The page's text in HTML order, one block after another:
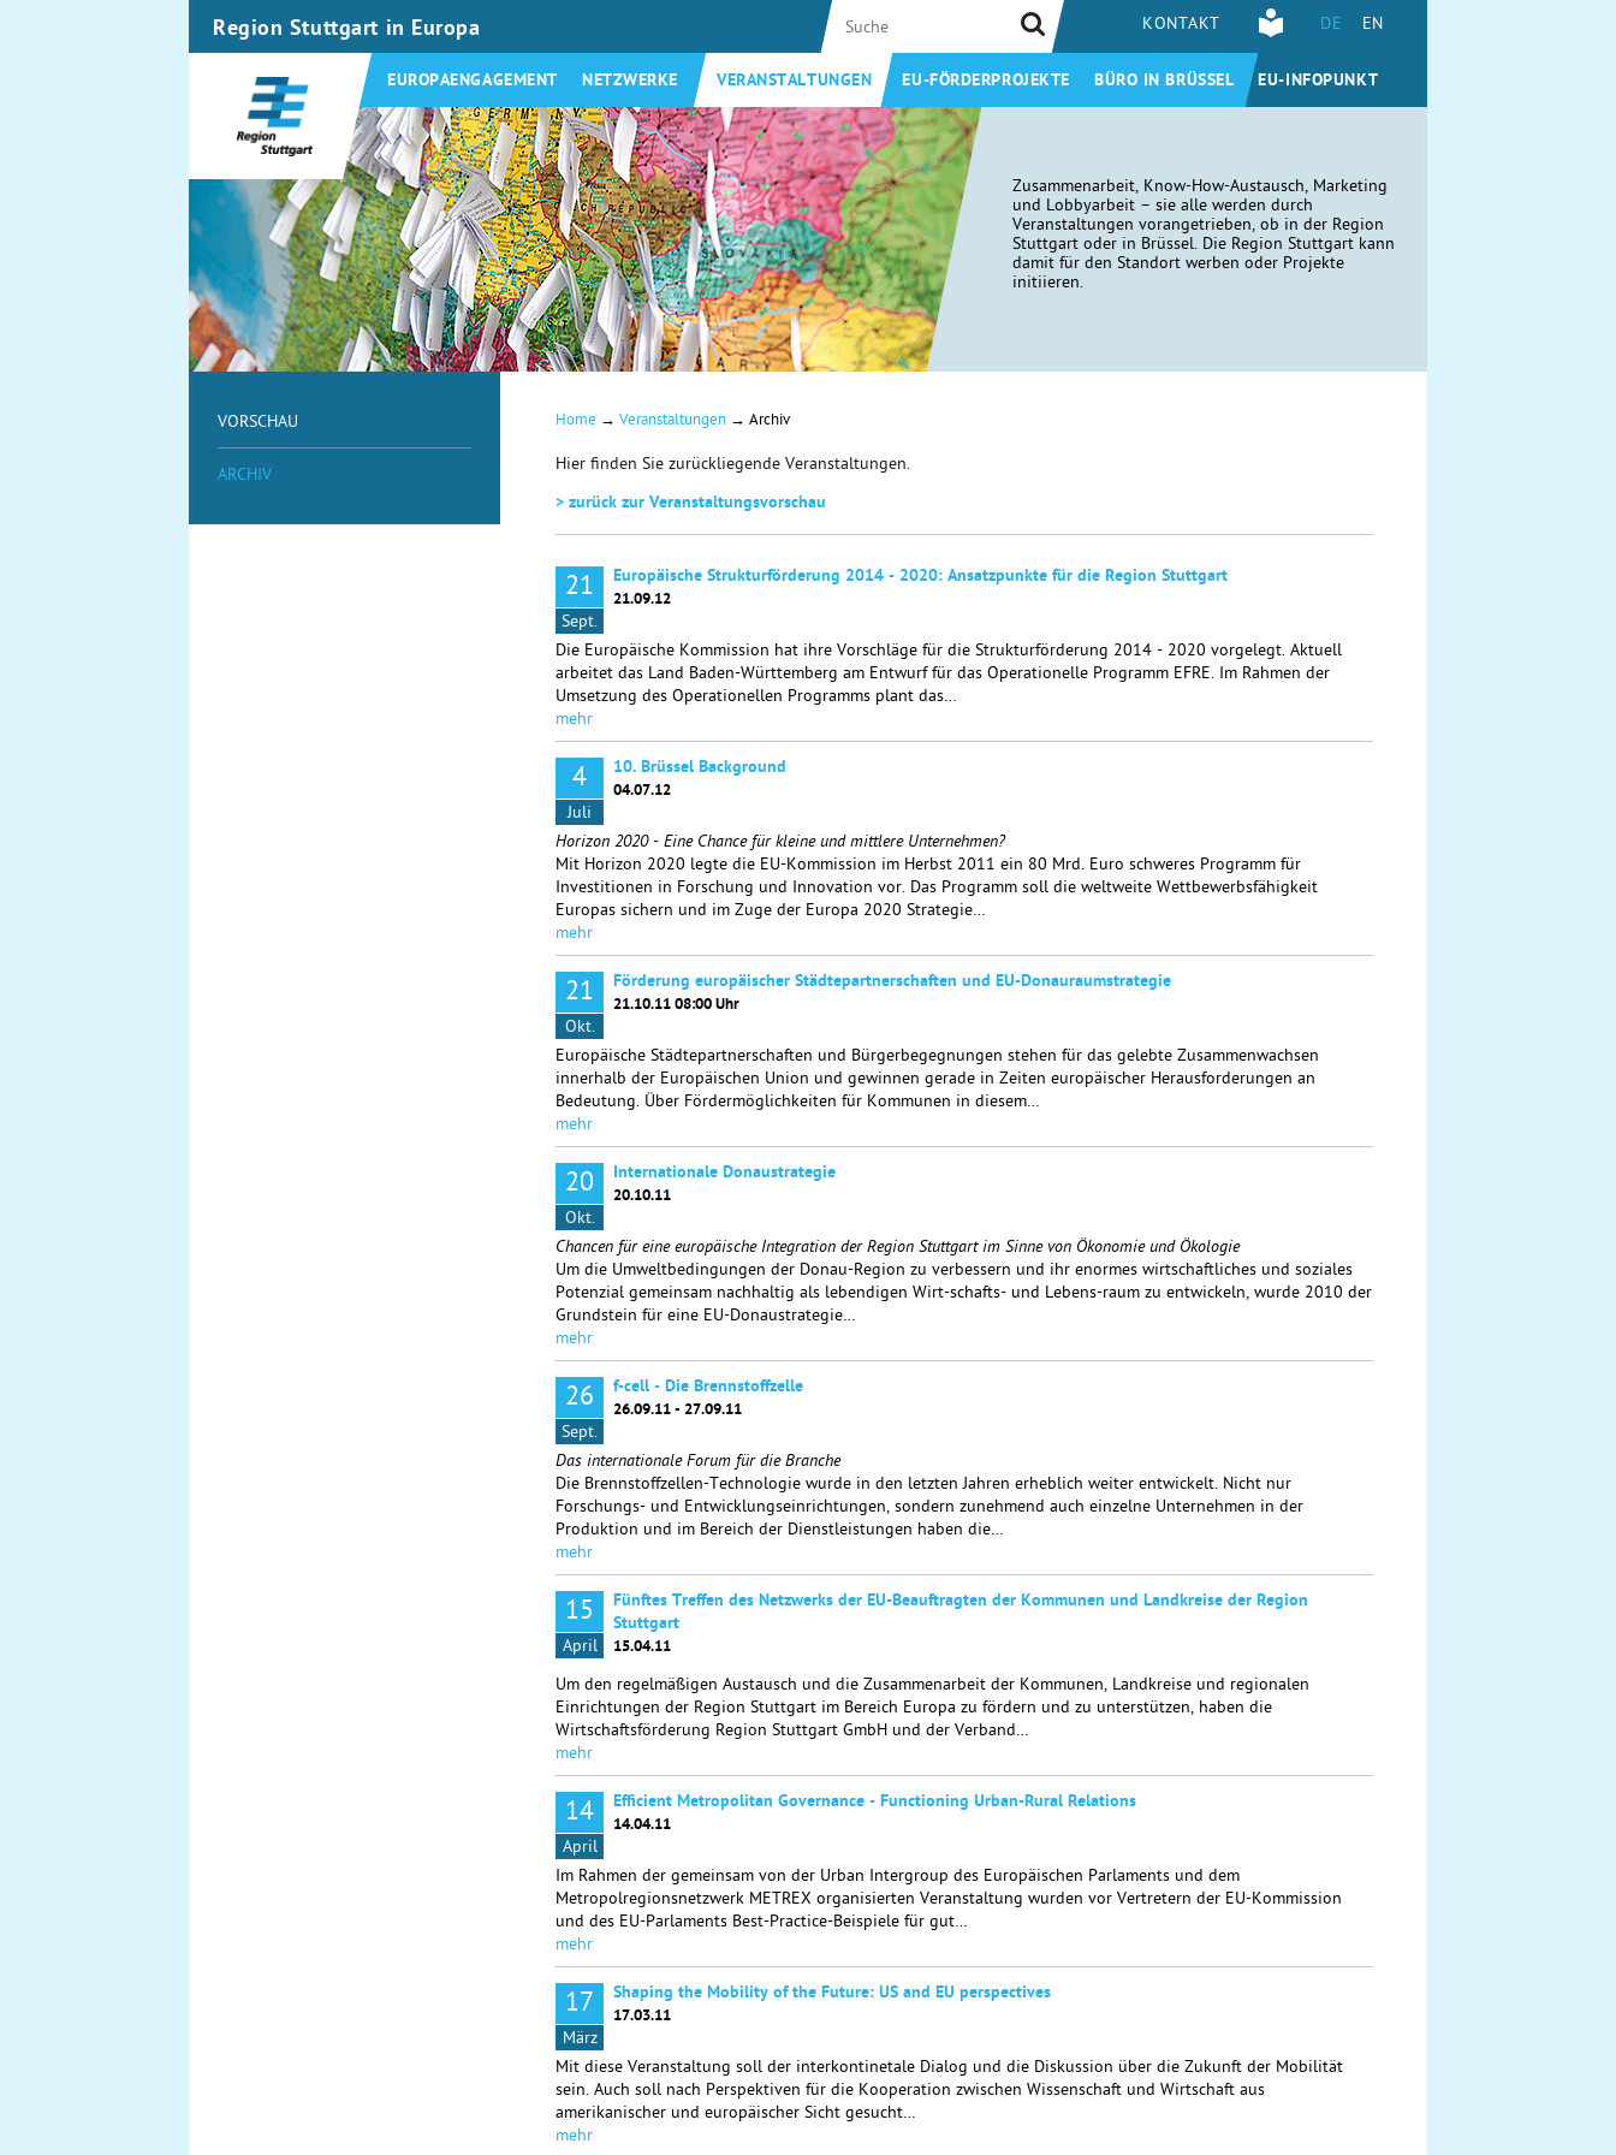
Region Stuttgart in Europa KONTAKT DE EN
EUROPAENGAGEMENT NETZWERKE VERANSTALTUNGEN EU-FÖRDERPROJEKTE BÜRO IN BRÜSSEL EU-INFOPUNKT
Zusammenarbeit, Know-How-Austausch, Marketing
und Lobbyarbeit – sie alle werden durch
Veranstaltungen vorangetrieben, ob in der Region
Stuttgart oder in Brüssel. Die Region Stuttgart kann
damit für den Standort werben oder Projekte
initiieren.
VORSCHAU
ARCHIV
Home → Veranstaltungen → Archiv
Hier finden Sie zurückliegende Veranstaltungen.
> zurück zur Veranstaltungsvorschau
21
Sept.
Europäische Strukturförderung 2014 - 2020: Ansatzpunkte für die Region Stuttgart
21.09.12
Die Europäische Kommission hat ihre Vorschläge für die Strukturförderung 2014 - 2020 vorgelegt. Aktuell
arbeitet das Land Baden-Württemberg am Entwurf für das Operationelle Programm EFRE. Im Rahmen der
Umsetzung des Operationellen Programms plant das…
mehr
4
Juli
10. Brüssel Background
04.07.12
Horizon 2020 - Eine Chance für kleine und mittlere Unternehmen?
Mit Horizon 2020 legte die EU-Kommission im Herbst 2011 ein 80 Mrd. Euro schweres Programm für
Investitionen in Forschung und Innovation vor. Das Programm soll die weltweite Wettbewerbsfähigkeit
Europas sichern und im Zuge der Europa 2020 Strategie…
mehr
21
Okt.
Förderung europäischer Städtepartnerschaften und EU-Donauraumstrategie
21.10.11 08:00 Uhr
Europäische Städtepartnerschaften und Bürgerbegegnungen stehen für das gelebte Zusammenwachsen
innerhalb der Europäischen Union und gewinnen gerade in Zeiten europäischer Herausforderungen an
Bedeutung. Über Fördermöglichkeiten für Kommunen in diesem…
mehr
20
Okt.
Internationale Donaustrategie
20.10.11
Chancen für eine europäische Integration der Region Stuttgart im Sinne von Ökonomie und Ökologie
Um die Umweltbedingungen der Donau-Region zu verbessern und ihr enormes wirtschaftliches und soziales
Potenzial gemeinsam nachhaltig als lebendigen Wirt-schafts- und Lebens-raum zu entwickeln, wurde 2010 der
Grundstein für eine EU-Donaustrategie…
mehr
26
Sept.
f-cell - Die Brennstoffzelle
26.09.11 - 27.09.11
Das internationale Forum für die Branche
Die Brennstoffzellen-Technologie wurde in den letzten Jahren erheblich weiter entwickelt. Nicht nur
Forschungs- und Entwicklungseinrichtungen, sondern zunehmend auch einzelne Unternehmen in der
Produktion und im Bereich der Dienstleistungen haben die…
mehr
15
April
Fünftes Treffen des Netzwerks der EU-Beauftragten der Kommunen und Landkreise der Region
Stuttgart
15.04.11
Um den regelmäßigen Austausch und die Zusammenarbeit der Kommunen, Landkreise und regionalen
Einrichtungen der Region Stuttgart im Bereich Europa zu fördern und zu unterstützen, haben die
Wirtschaftsförderung Region Stuttgart GmbH und der Verband…
mehr
14
April
Efficient Metropolitan Governance - Functioning Urban-Rural Relations
14.04.11
Im Rahmen der gemeinsam von der Urban Intergroup des Europäischen Parlaments und dem
Metropolregionsnetzwerk METREX organisierten Veranstaltung wurden vor Vertretern der EU-Kommission
und des EU-Parlaments Best-Practice-Beispiele für gut…
mehr
17
März
Shaping the Mobility of the Future: US and EU perspectives
17.03.11
Mit diese Veranstaltung soll der interkontinetale Dialog und die Diskussion über die Zukunft der Mobilität
sein. Auch soll nach Perspektiven für die Kooperation zwischen Wissenschaft und Wirtschaft aus
amerikanischer und europäischer Sicht gesucht…
mehr